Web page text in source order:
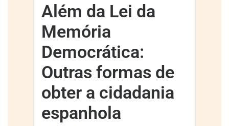
Além da Lei da
Memória
Democrática:
Outras formas de
obter a cidadania
espanhola